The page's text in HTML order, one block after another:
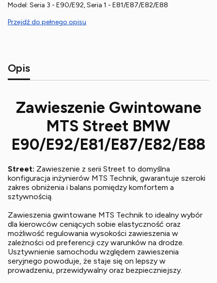
Model: Seria 3 - E90/E92, Seria 1 - E81/E87/E82/E88
Przejdź do pełnego opisu
Opis
Zawieszenie Gwintowane
MTS Street BMW
E90/E92/E81/E87/E82/E88
Street: Zawieszenie z serii Street to domyślna
konfiguracja inżynierów MTS Technik, gwarantuje szeroki
zakres obniżenia i balans pomiędzy komfortem a
sztywnością.
Zawieszenia gwintowane MTS Technik to idealny wybór
dla kierowców ceniących sobie elastyczność oraz
możliwość regulowania wysokości zawieszenia w
zależności od preferencji czy warunków na drodze.
Usztywnienie samochodu względem zawieszenia
seryjnego powoduje, że staje się on lepszy w
prowadzeniu, przewidywalny oraz bezpieczniejszy.